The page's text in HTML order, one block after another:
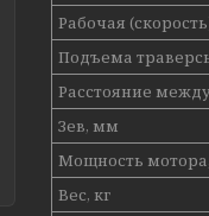
Рабочая
Подъема
Расстояние
Зев, мм
Мощность
Вес, кг